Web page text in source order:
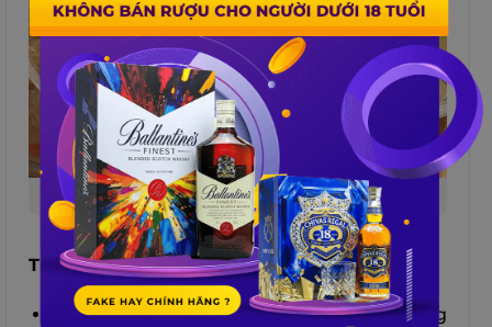
Công ty yến sào Misako
Thông tin liên hệ:
Địa chỉ:768A Nguyễn Ảnh Thủ, Phường